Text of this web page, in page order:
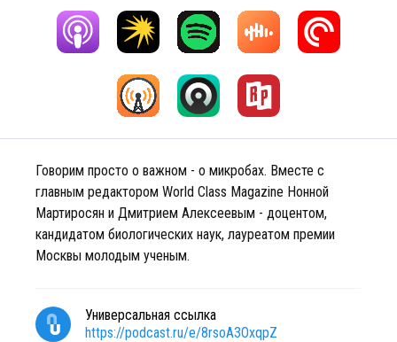
Говорим просто о важном - о микробах. Вместе с
главным редактором World Class Magazine Нонной
Мартиросян и Дмитрием Алексеевым - доцентом,
кандидатом биологических наук, лауреатом премии
Москвы молодым ученым.
Универсальная ссылка
https://podcast.ru/e/8rsoA3OxqpZ